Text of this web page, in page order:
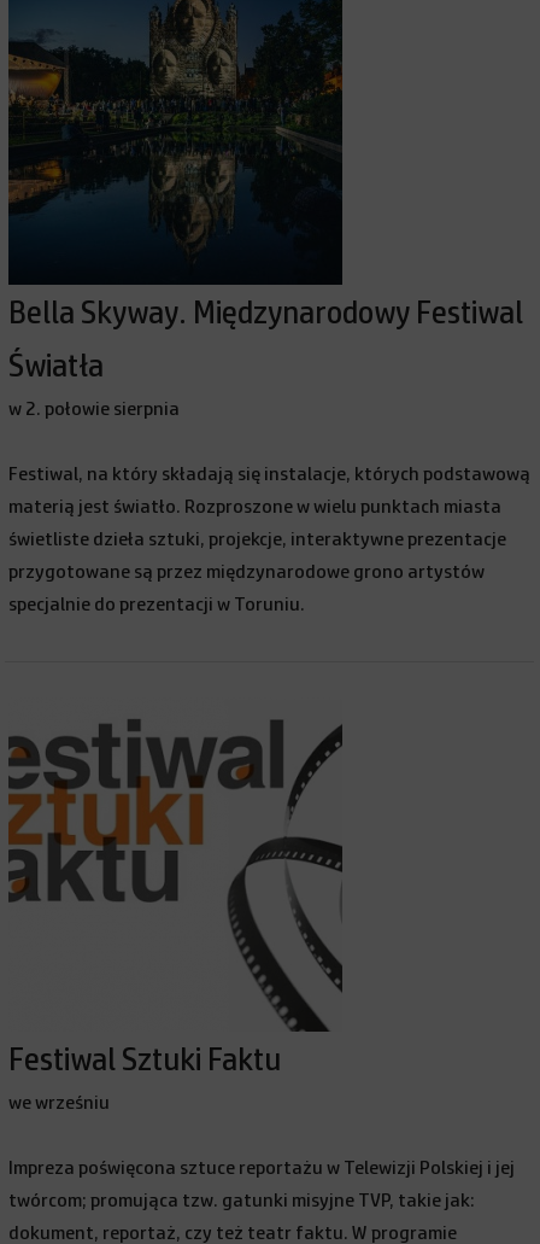
Bella Skyway. Międzynarodowy Festiwal
Światła
w 2. połowie sierpnia
Festiwal, na który składają się instalacje, których podstawową
materią jest światło. Rozproszone w wielu punktach miasta
świetliste dzieła sztuki, projekcje, interaktywne prezentacje
przygotowane są przez międzynarodowe grono artystów
specjalnie do prezentacji w Toruniu.
Festiwal Sztuki Faktu
we wrześniu
Impreza poświęcona sztuce reportażu w Telewizji Polskiej i jej
twórcom; promująca tzw. gatunki misyjne TVP, takie jak:
dokument, reportaż, czy też teatr faktu. W programie